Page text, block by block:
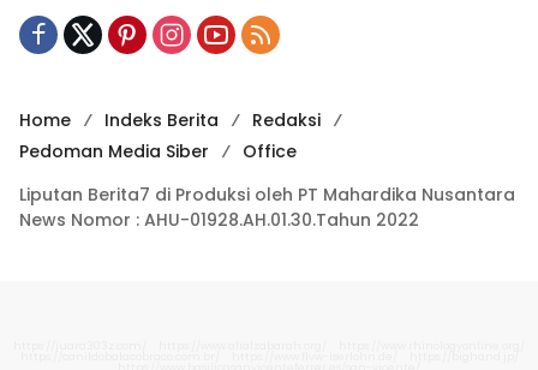
Home Indeks Berita
Redaksi
Pedoman Media Siber
Office
Liputan Berita7 di Produksi oleh PT Mahardika Nusantara
News Nomor : AHU-01928.AH.01.30.Tahun 2022